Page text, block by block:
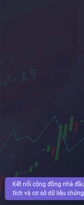
Kết nối cộng đồng nhà
tích và cơ sở dữ liệu